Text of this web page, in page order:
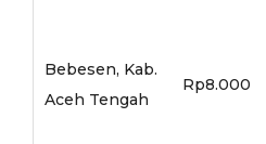
Bebesen, Kab.
Aceh Tengah
Rp8.000